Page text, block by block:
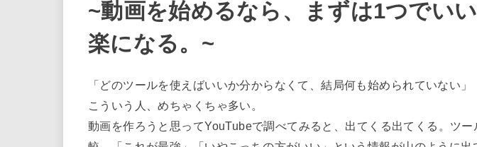
~動画を始めるなら、まずは1つでい
楽になる。~
「どのツールを使えばいいか分からなくて、結局何も始められていない」
こういう人、めちゃくちゃ多い。
動画を作ろうと思ってYouTubeで調べてみると、出てくる出てくる。ツ